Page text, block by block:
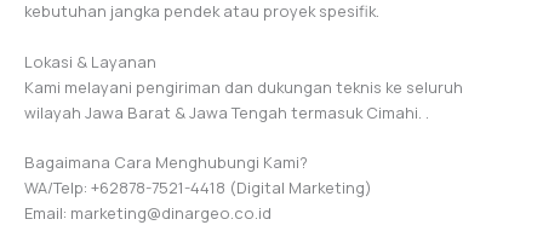
kebutuhan jangka pendek atau proyek spesifik.
Lokasi & Layanan
Kami melayani pengiriman dan dukungan teknis ke seluruh
wilayah Jawa Barat & Jawa Tengah termasuk Cimahi. .
Bagaimana Cara Menghubungi Kami?
WA/Telp: +62878-7521-4418 (Digital Marketing)
Email: marketing@dinargeo.co.id